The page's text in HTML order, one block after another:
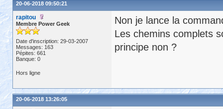
20-06-2018 09:50:21
rapitou
Membre Power Geek
Date d'inscription: 29-03-2007
Messages: 163
Pépites: 661
Banque: 0
Non je lance la
Les chemins complets
principe non ?
Hors ligne
20-06-2018 13:26:05